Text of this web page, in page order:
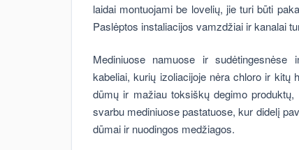
laidai montuojami be lovelių, jie turi būti
Paslėptos instaliacijos vamzdžiai ir kanalai
Mediniuose namuose ir sudėtingesnėse
kabeliai, kurių izoliacijoje nėra chloro ir kitų
dūmų ir mažiau toksiškų degimo
svarbu mediniuose pastatuose, kur didelį
dūmai ir nuodingos medžiagos.